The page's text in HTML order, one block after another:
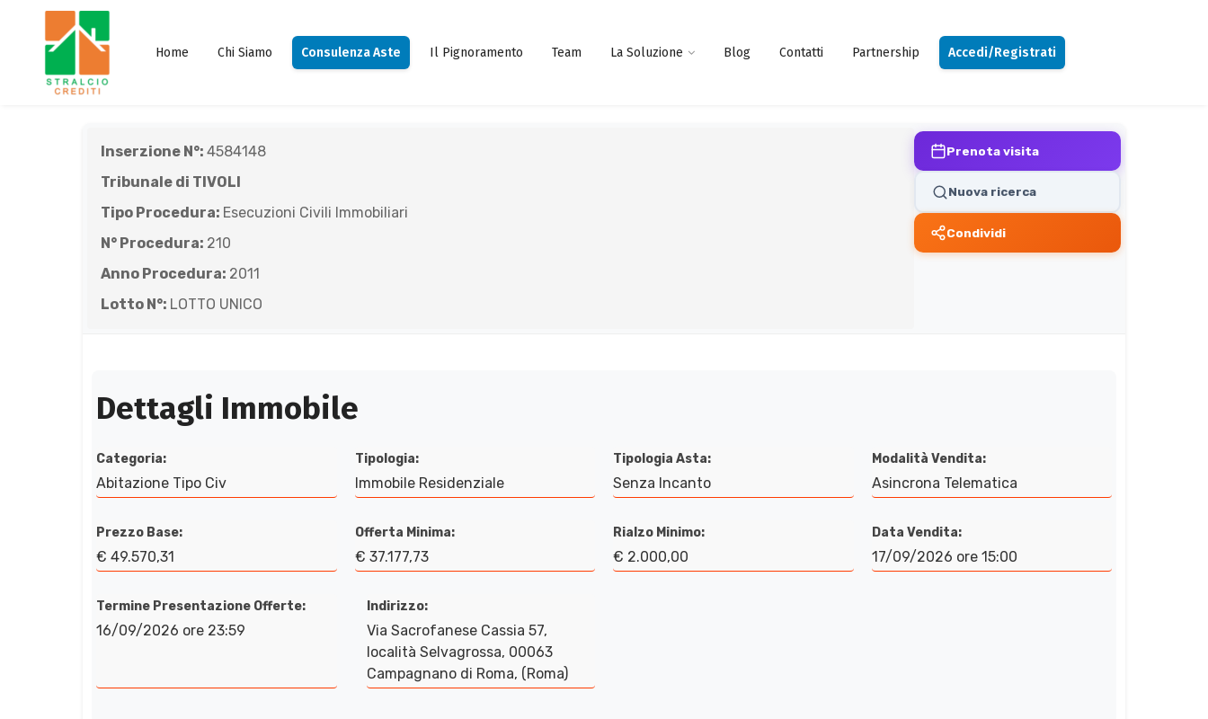
Home Chi Siamo Consulenza Aste Il Pignoramento Team La Soluzione Blog Contatti Partnership Accedi/Registrati
Inserzione N°: 4584148
Tribunale di TIVOLI
Tipo Procedura: Esecuzioni Civili Immobiliari
N° Procedura: 210
Anno Procedura: 2011
Lotto N°: LOTTO UNICO
Prenota visita
Nuova ricerca
Condividi
Dettagli Immobile
Categoria:
Abitazione Tipo Civ
Tipologia:
Immobile Residenziale
Tipologia Asta:
Senza Incanto
Modalità Vendita:
Asincrona Telematica
Prezzo Base:
€ 49.570,31
Offerta Minima:
€ 37.177,73
Rialzo Minimo:
€ 2.000,00
Data Vendita:
17/09/2026 ore 15:00
Termine Presentazione Offerte:
16/09/2026 ore 23:59
Indirizzo:
Via Sacrofanese Cassia 57,
località Selvagrossa, 00063
Campagnano di Roma, (Roma)